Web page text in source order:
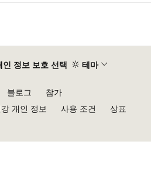
인 정보 보호 선택 테마
블로그
참가
개인 정보 사용 조건
상표